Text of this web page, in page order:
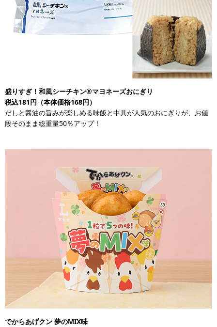
盛りすぎ！和風シーチキン®マヨネーズおにぎり
税込181円（本体価格168円）
だしと醤油の旨みが楽しめる味飯と中具が人気のおにぎりが、お値
段そのまま総重量50％アップ！
でからあげクン 夢のMIX味